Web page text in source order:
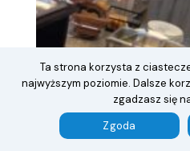
Ta strona korzysta z
najwyższym poziomie. Dalsze
zgadzasz się
Zgoda